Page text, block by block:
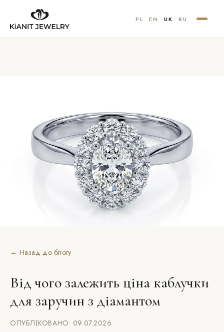
PL EN UK RU
← Назад до блогу
Від чого залежить ціна каблучки
для заручин з діамантом
ОПУБЛІКОВАНО: 09.07.2026